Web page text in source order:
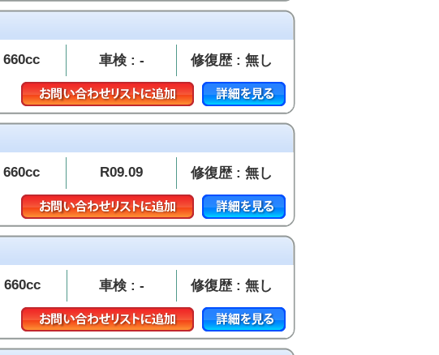
660cc 車検 : - 修復歴 : 無し
660cc R09.09 修復歴 : 無し
660cc 車検 : - 修復歴 : 無し